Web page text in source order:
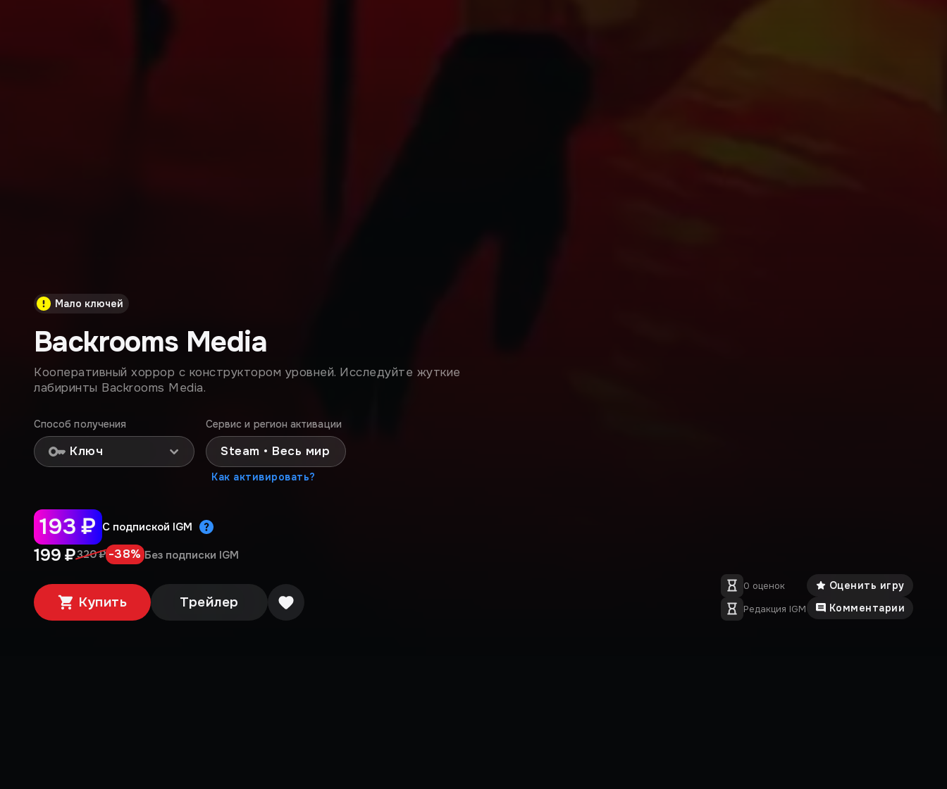
Мало ключей
Backrooms Media
Кооперативный хоррор с конструктором уровней. Исследуйте жуткие
лабиринты Backrooms Media.
Способ получения
Ключ
Сервис и регион активации
Steam • Весь мир
Как активировать?
193 ₽ С подпиской IGM
199 ₽320 ₽ -38% Без подписки IGM
Купить Трейлер
0 оценок
Редакция IGM
Оценить игру
Комментарии